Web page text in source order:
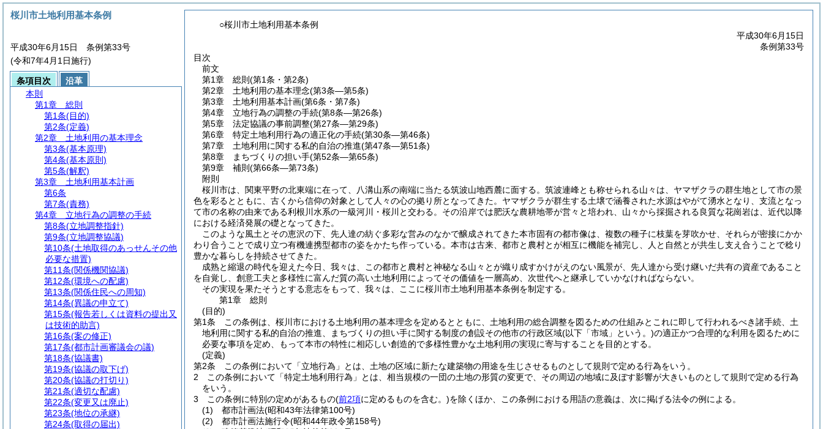
○桜川市土地利用基本条例
平成30年6月15日
条例第33号
目次
前文
第1章
総則 (第1条・第2条)
第2章
土地利用の基本理念(第3条―第5条)
第3章
土地利用基本計画(第6条・第7条)
第4章
立地行為の調整の手続(第8条―第26条)
第5章
法定協議の事前調整(第27条―第29条)
第6章
特定土地利用行為の適正化の手続(第30条―第46条)
第7章
土地利用に関する私的自治の推進(第47条―第51条)
第8章
まちづくりの担い手(第52条―第65条)
第9章
補則 (第66条―第73条)
附則
桜川市は、関東平野の北東端に在って、八溝山系の南端に当たる筑波山地西麓に面する。筑波連峰とも称せられる山々は、ヤマザクラの群生地として市の景
色を彩るとともに、古くから信仰の対象として人々の心の拠り所となってきた。ヤマザクラが群生する土壌で涵養された水源はやがて湧水となり、支流となっ
て市の名称の由来である利根川水系の一級河川・桜川と交わる。その沿岸では肥沃な農耕地帯が営々と培われ、山々から採掘される良質な花崗岩は、近代以降
における経済発展の礎となってきた。
このような風土とその恵沢の下、先人達の紡ぐ多彩な営みのなかで醸成されてきた本市固有の都市像は、複数の種子に枝葉を芽吹かせ、それらが密接にかか
わり合うことで成り立つ有機連携型都市の姿をかたち作っている。本市は古来、都市と農村とが相互に機能を補完し、人と自然とが共生し支え合うことで稔り
豊かな暮らしを持続させてきた。
成熟と縮退の時代を迎えた今日、我々は、この都市と農村と神秘なる山々とが織り成すかけがえのない風景が、先人達から受け継いだ共有の資産であること
を自覚し、創意工夫と多様性に富んだ質の高い土地利用によってその価値を一層高め、次世代へと継承していかなければならない。
その実現を果たそうとする意志をもって、我々は、ここに桜川市土地利用基本条例を制定する。
第1章
総則
(目的)
第1条
この条例は、桜川市における土地利用の基本理念を定めるとともに、土地利用の総合調整を図るための仕組みとこれに即して行われるべき諸手続、土
地利用に関する私的自治の推進、まちづくりの担い手に関する制度の創設その他市の行政区域(以下「市域」という。)の適正かつ合理的な利用を図るために
必要な事項を定め、もって本市の特性に相応しい創造的で多様性豊かな土地利用の実現に寄与することを目的とする。
(定義)
第2条
この条例において「立地行為」とは、土地の区域に新たな建築物の用途を生じさせるものとして規則で定める行為をいう。
2
この条例において「特定土地利用行為」とは、相当規模の一団の土地の形質の変更で、その周辺の地域に及ぼす影響が大きいものとして規則で定める行為
をいう。
3
この条例に特別の定めがあるもの(前2項に定めるものを含む。)を除くほか、この条例における用語の意義は、次に掲げる法令の例による。
(1)
都市計画法(昭和43年法律第100号)
(2)
都市計画法施行令(昭和44年政令第158号)
桜川市土地利用基本条例
平成30年6月15日 条例第33号
(令和7年4月1日施行)
条項目次
沿革
本則
第1章
総則
第1条(目的)
第2条(定義)
第2章
土地利用の基本理念
第3条(基本原理)
第4条(基本原則)
第5条(解釈)
第3章
土地利用基本計画
第6条
第7条(責務)
第4章
立地行為の調整の手続
第8条(立地調整指針)
第9条(立地調整協議)
第10条(土地取得のあっせんその他
必要な措置)
第11条(関係機関協議)
第12条(環境への配慮)
第13条(関係住民への周知)
第14条(異議の申立て)
第15条(報告若しくは資料の提出又
は技術的助言)
第16条(案の修正)
第17条(都市計画審議会の議)
第18条(協議書)
第19条(協議の取下げ)
第20条(協議の打切り)
第21条(適切な配慮)
第22条(変更又は廃止)
第23条(地位の承継)
第24条(取得の届出)